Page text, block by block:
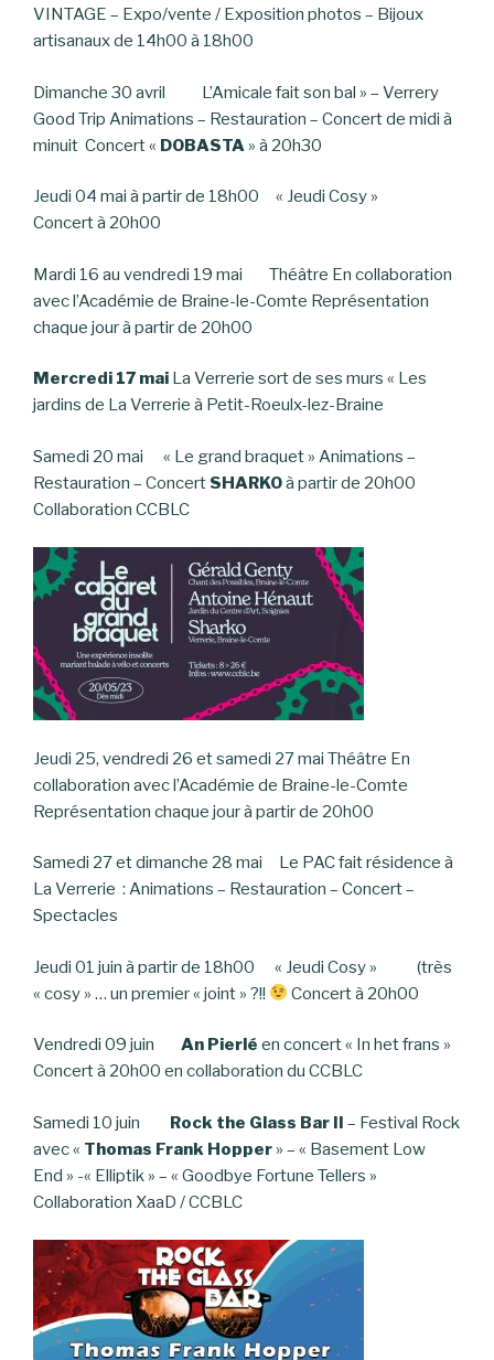
VINTAGE – Expo/vente / Exposition photos – Bijoux
artisanaux de 14h00 à 18h00
Dimanche 30 avril L’Amicale fait son bal » – Verrery
Good Trip Animations – Restauration – Concert de midi à
minuit Concert « DOBASTA » à 20h30
Jeudi 04 mai à partir de 18h00 « Jeudi Cosy »
Concert à 20h00
Mardi 16 au vendredi 19 mai Théâtre En collaboration
avec l’Académie de Braine-le-Comte Représentation
chaque jour à partir de 20h00
Mercredi 17 mai La Verrerie sort de ses murs « Les
jardins de La Verrerie à Petit-Roeulx-lez-Braine
Samedi 20 mai « Le grand braquet » Animations –
Restauration – Concert SHARKOà partir de 20h00
Collaboration CCBLC
Jeudi 25, vendredi 26 et samedi 27 mai Théâtre En
collaboration avec l’Académie de Braine-le-Comte
Représentation chaque jour à partir de 20h00
Samedi 27 et dimanche 28 mai Le PAC fait résidence à
La Verrerie : Animations – Restauration – Concert –
Spectacles
Jeudi 01 juin à partir de 18h00 « Jeudi Cosy » (très
« cosy » … un premier « joint » ?!!
Concert à 20h00
Vendredi 09 juin An Pierlé en concert « In het frans »
Concert à 20h00 en collaboration du CCBLC
Samedi 10 juin Rock the Glass Bar II – Festival Rock
avec « Thomas Frank Hopper » – « Basement Low
End » -« Elliptik » – « Goodbye Fortune Tellers »
Collaboration XaaD / CCBLC